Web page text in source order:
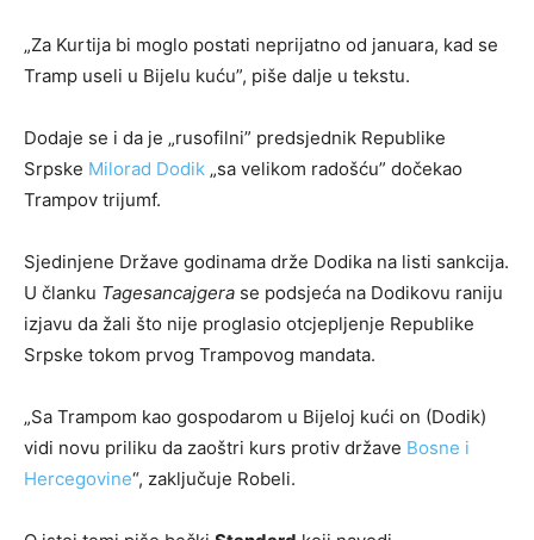
„Za Kurtija bi moglo postati neprijatno od januara, kad se
Tramp useli u Bijelu kuću”, piše dalje u tekstu.
Dodaje se i da je „rusofilni” predsjednik Republike
Srpske Milorad Dodik „sa velikom radošću” dočekao
Trampov trijumf.
Sjedinjene Države godinama drže Dodika na listi sankcija.
U članku Tagesancajgera se podsjeća na Dodikovu raniju
izjavu da žali što nije proglasio otcjepljenje Republike
Srpske tokom prvog Trampovog mandata.
„Sa Trampom kao gospodarom u Bijeloj kući on (Dodik)
vidi novu priliku da zaoštri kurs protiv države Bosne i
Hercegovine“, zaključuje Robeli.